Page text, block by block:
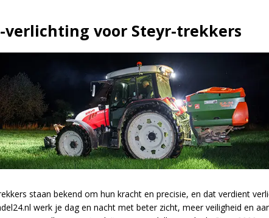
verlichting voor Steyr-trekkers
staan bekend om hun kracht en precisie, en dat verdient
werk je dag en nacht met beter zicht, meer veiligheid en